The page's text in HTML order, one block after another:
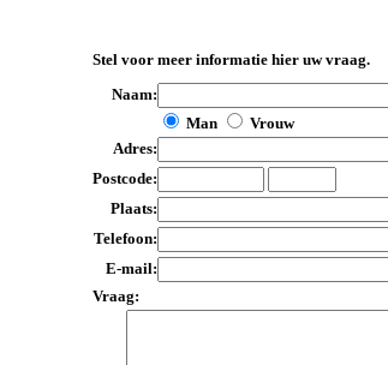
Stel voor meer informatie hier uw vraag.
Naam:
Man
Vrouw
Adres:
Postcode:
Plaats:
Telefoon:
E-mail:
Vraag: